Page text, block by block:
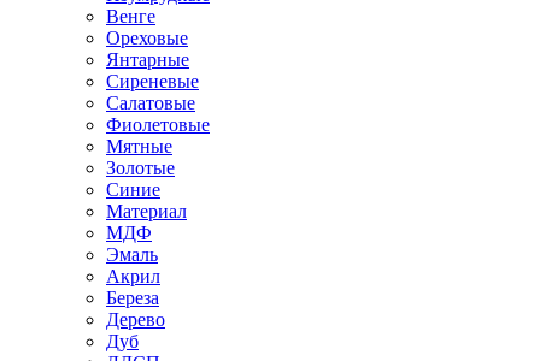
Венге
Ореховые
Янтарные
Сиреневые
Салатовые
Фиолетовые
Мятные
Золотые
Синие
Материал
МДФ
Эмаль
Акрил
Береза
Дерево
Дуб